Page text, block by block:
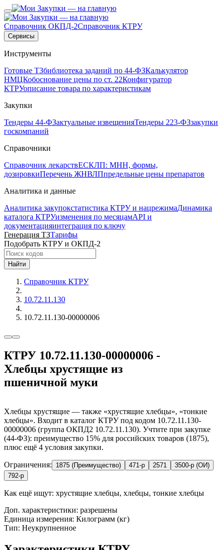
Справочник ОКПД-2Справочник КТРУ
Сервисы
Инструменты
Готовые ТЗбиблиотека заданий по 44-ФЗКалькулятор
НМЦКобоснование цены по ст. 22Конфигуратор
КТРУописание товара по характеристикам
Закупки
Тендеры 44-ФЗактуальные извещенияТендеры 223-ФЗзакупки
госкомпаний
Справочники
Справочник лекарствЕСКЛП: МНН, формы,
дозировкиПеречень ЖНВЛПпредельные цены препаратов
Аналитика и данные
Аналитика закупокстатистика КТРУ и нацрежимаДинамика
каталога КТРУизменения по месяцамAPI и
документацияинтеграция по ключу
Генерация ТЗТарифы
Подобрать КТРУ и ОКПД-2
Найти
Справочник КТРУ
10.72.11.130
10.72.11.130-00000006
КТРУ 10.72.11.130-00000006 -
Хлебцы хрустящие из
пшеничной муки
Хлебцы хрустящие — также «хрустящие хлебцы», «тонкие
хлебцы». Входит в каталог КТРУ под кодом 10.72.11.130-
00000006 (группа ОКПД2 10.72.11.130). Учтите при закупке
(44-ФЗ): преимущество 15% для российских товаров (1875),
плюс ещё 4 условия закупки.
Ограничения: 1875 (Преимущество) 471-р 2571
3500-р (ОИ)
792-р
Как ещё ищут: хрустящие хлебцы, хлебцы, тонкие хлебцы
Доп. характеристики: разрешены
Единица измерения: Килограмм (кг)
Тип: Неукрупненное